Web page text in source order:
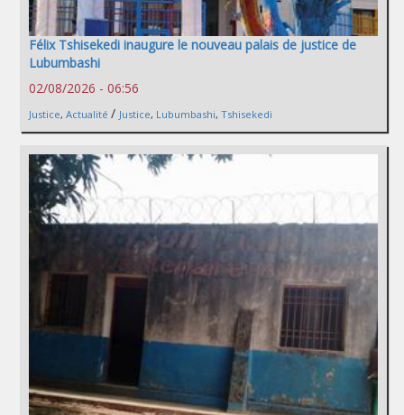
Félix Tshisekedi inaugure le nouveau palais de justice de
Lubumbashi
02/08/2026 - 06:56
Justice, Actualité / Justice, Lubumbashi, Tshisekedi